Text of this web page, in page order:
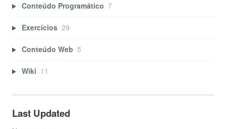
Conteúdo Programático 7
Exercícios 29
Conteúdo Web 5
Wiki 11
Last Updated